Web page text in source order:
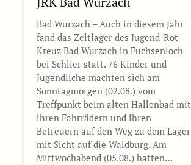
Bad Wurzach – Auch in diesem Jahr
fand das Zeltlager des Jugend-Rot-
Kreuz Bad Wurzach in Fuchsenloch
bei Schlier statt. 76 Kinder und
Jugendliche machten sich am
Sonntagmorgen (02.08.) vom
Treffpunkt beim alten Hallenbad mit
ihren Fahrrädern und ihren
Betreuern auf den Weg zu dem Lager
mit Sicht auf die Waldburg. Am
Mittwochabend (05.08.) hatten…